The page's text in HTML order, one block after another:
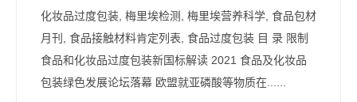
化妆品过度包装, 梅里埃检测, 梅里埃营养科学, 食品包材
月刊, 食品接触材料肯定列表, 食品过度包装 目 录 限制
食品和化妆品过度包装新国标解读 2021 食品及化妆品
包装绿色发展论坛落幕 欧盟就亚磷酸等物质在......